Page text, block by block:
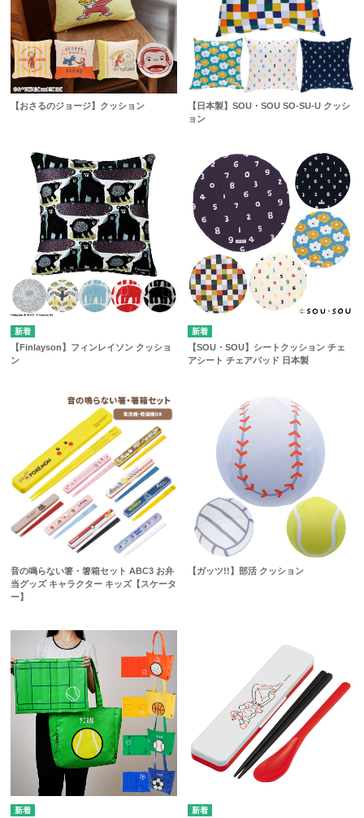
【おさるのジョージ】クッション
【日本製】SOU・SOU SO-SU-U クッシ
ョン
【Finlayson】フィンレイソン クッショ
ン
【SOU・SOU】シートクッション チェ
アシート チェアパッド 日本製
音の鳴らない箸・箸箱セット ABC3 お弁
当グッズ キャラクター キッズ【スケータ
ー】
【ガッツ!!】部活 クッション